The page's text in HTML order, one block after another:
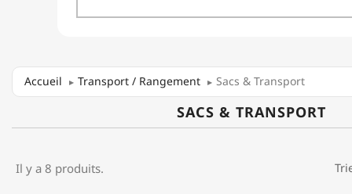
Accueil Transport / Rangement Sacs & Transport
SACS & TRANSPORT
Il y a 8 produits.